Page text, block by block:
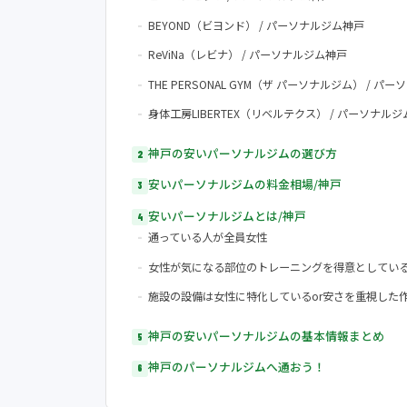
BEYOND（ビヨンド） / パーソナルジム神戸
ReViNa（レビナ） / パーソナルジム神戸
THE PERSONAL GYM（ザ パーソナルジム） / パー
身体工房LIBERTEX（リベルテクス） / パーソナルジ
神戸の安いパーソナルジムの選び方
安いパーソナルジムの料金相場/神戸
安いパーソナルジムとは/神戸
通っている人が全員女性
女性が気になる部位のトレーニングを得意としてい
施設の設備は女性に特化しているor安さを重視した
神戸の安いパーソナルジムの基本情報まとめ
神戸のパーソナルジムへ通おう！